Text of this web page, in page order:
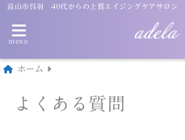
富山市呉羽 40代からの上質エイジングケアサロン
menu
ホーム
よくある質問